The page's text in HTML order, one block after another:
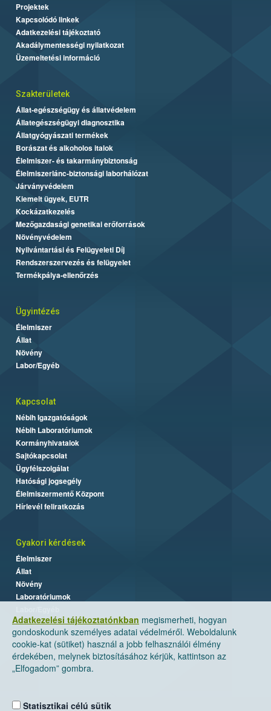
Adatkezelési tájékoztatónkban megismerheti, hogyan
gondoskodunk személyes adatai védelméről. Weboldalunk
cookie-kat (sütiket) használ a jobb felhasználói élmény
érdekében, melynek biztosításához kérjük, kattintson az
„Elfogadom” gombra.
Statisztikai célú sütik
Projektek
Kapcsolódó linkek
Adatkezelési tájékoztató
Akadálymentességi nyilatkozat
Üzemeltetési információ
Szakterületek
Állat-egészségügy és állatvédelem
Állategészségügyi diagnosztika
Állatgyógyászati termékek
Borászat és alkoholos italok
Élelmiszer- és takarmánybiztonság
Élelmiszerlánc-biztonsági laborhálózat
Járványvédelem
Kiemelt ügyek, EUTR
Kockázatkezelés
Mezőgazdasági genetikai erőforrások
Növényvédelem
Nyilvántartási és Felügyeleti Díj
Rendszerszervezés és felügyelet
Termékpálya-ellenőrzés
Ügyintézés
Élelmiszer
Állat
Növény
Labor/Egyéb
Kapcsolat
Nébih Igazgatóságok
Nébih Laboratóriumok
Kormányhivatalok
Sajtókapcsolat
Ügyfélszolgálat
Hatósági jogsegély
Élelmiszermentő Központ
Hírlevél feliratkozás
Gyakori kérdések
Élelmiszer
Állat
Növény
Laboratóriumok